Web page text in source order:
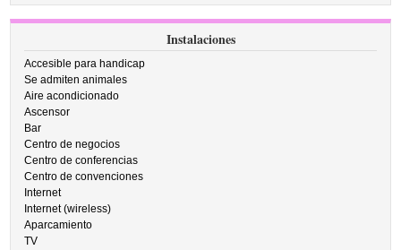
Instalaciones
Accesible para handicap
Se admiten animales
Aire acondicionado
Ascensor
Bar
Centro de negocios
Centro de conferencias
Centro de convenciones
Internet
Internet (wireless)
Aparcamiento
TV